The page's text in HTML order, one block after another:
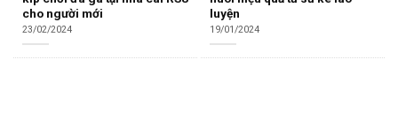
cho người mới
23/02/2024
luyện
19/01/2024